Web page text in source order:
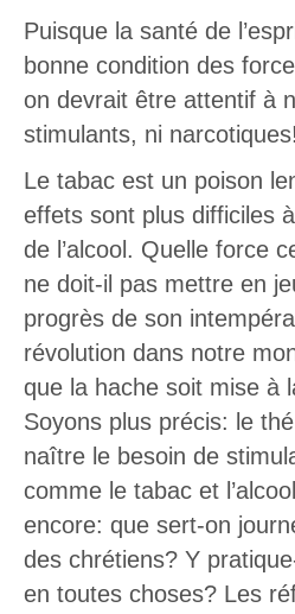
Puisque la santé de
bonne condition des
on devrait être attentif à
stimulants, ni narcotiques!
Le tabac est un poison
effets sont plus difficiles
de l’alcool. Quelle force
ne doit-il pas mettre en
progrès de son
révolution dans notre
que la hache soit mise à
Soyons plus précis: le
naître le besoin de
comme le tabac et
encore: que sert-on
des chrétiens? Y
en toutes choses? Les